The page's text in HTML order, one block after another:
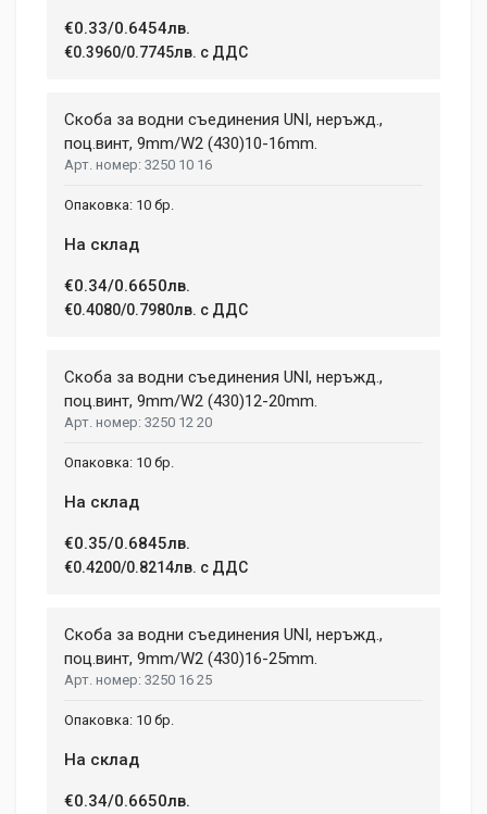
Dimensions
207 mm
Helena Garcia
2 January, 2018
hendrerit eros laoreet suscipit ultrices.
1
Write A Review
Your Name
Email Address
Post Your Review
€0.33/0.6454лв.
€0.3960/0.7745лв. с ДДС
Скоба за водни съединения UNI, неръжд.,
поц.винт, 9mm/W2 (430)10-16mm.
3250 10 16
10 бр.
На склад
€0.34/0.6650лв.
€0.4080/0.7980лв. с ДДС
Скоба за водни съединения UNI, неръжд.,
поц.винт, 9mm/W2 (430)12-20mm.
3250 12 20
10 бр.
На склад
€0.35/0.6845лв.
€0.4200/0.8214лв. с ДДС
Скоба за водни съединения UNI, неръжд.,
поц.винт, 9mm/W2 (430)16-25mm.
3250 16 25
10 бр.
На склад
€0.34/0.6650лв.